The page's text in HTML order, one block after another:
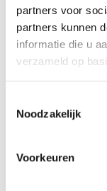
partners voor
partners kunnen
informatie die u
verzameld op
Noodzakelijk
Voorkeuren
REVIEWS